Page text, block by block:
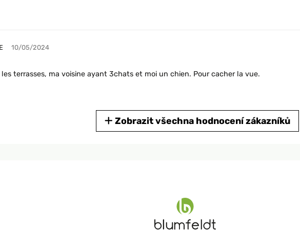
10/05/2024
terrasses, ma voisine ayant 3chats et moi un chien. Pour cacher la vue.
Zobrazit všechna hodnocení zákazníků